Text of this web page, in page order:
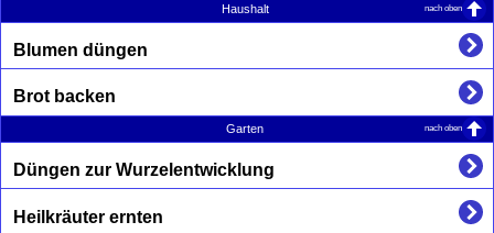
Haushalt nach oben
Blumen düngen
Brot backen
Garten nach oben
Düngen zur Wurzelentwicklung
Heilkräuter ernten